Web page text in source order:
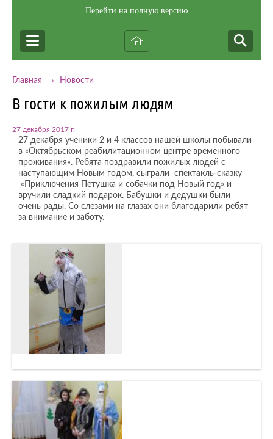
Перейти на полную версию
Главная → Новости
В гости к пожилым людям
27 декабря 2017 г.
27 декабря ученики 2 и 4 классов нашей школы побывали
в «Октябрьском реабилитационном центре временного
проживания». Ребята поздравили пожилых людей с
наступающим Новым годом, сыграли спектакль-сказку
«Приключения Петушка и собачки под Новый год» и
вручили сладкий подарок. Бабушки и дедушки были
очень рады. Со слезами на глазах они благодарили ребят
за внимание и заботу.